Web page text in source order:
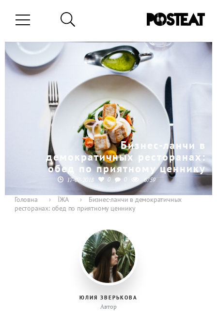
Бизнес-ланчи в
демократичных ресторанах:
обед по приятному ценнику
17-07-2018 0 0 6759
Головна › ЇЖА ›
Бизнес-ланчи в демократичных
ресторанах: обед по приятному ценнику
ЮЛИЯ ЗВЕРЬКОВА
Автор